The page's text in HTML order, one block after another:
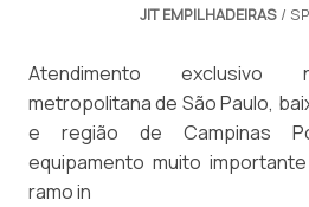
JIT EMPILHADEIRAS / SP
Atendimento exclusivo
metropolitana de São Paulo,
e região de Campinas
equipamento muito
ramo in